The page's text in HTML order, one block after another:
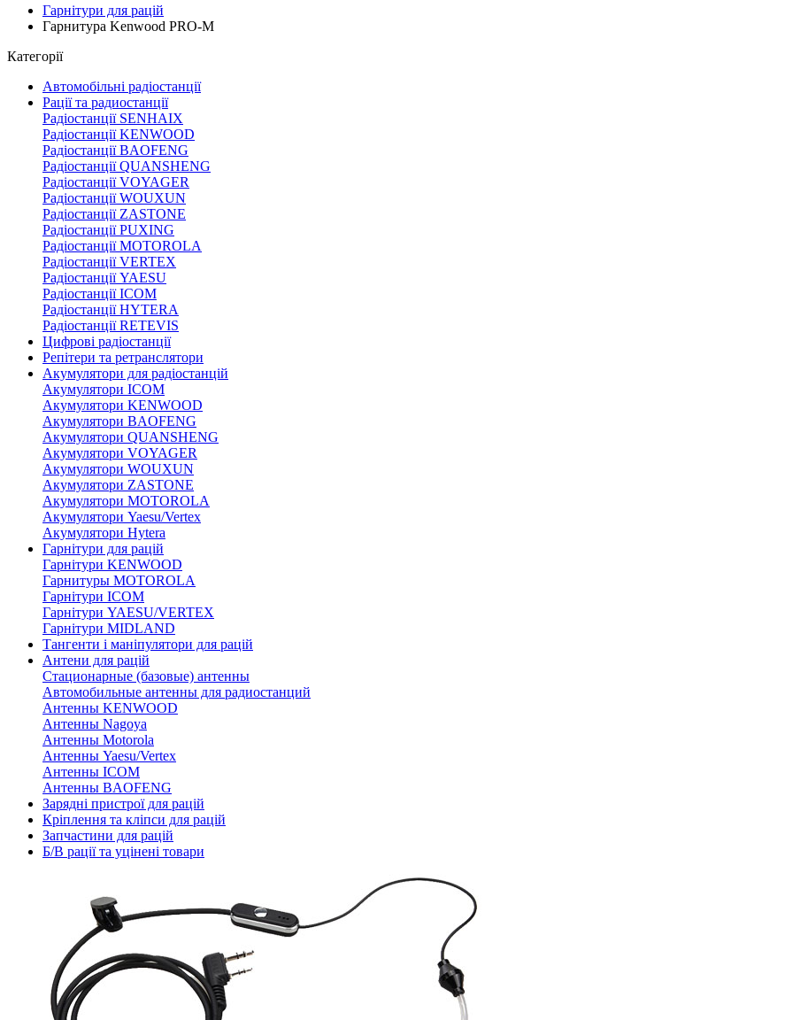
Гарнітури для рацій
Гарнитура Kenwood PRO-M
Категорії
Автомобільні радіостанції
Рації та радиостанції
Радіостанції SENHAIX
Радіостанції KENWOOD
Радіостанції BAOFENG
Радіостанції QUANSHENG
Радіостанції VOYAGER
Радіостанції WOUXUN
Радіостанції ZASTONE
Радіостанції PUXING
Радіостанції MOTOROLA
Радіостанції VERTEX
Радіостанції YAESU
Радіостанції ICOM
Радіостанції HYTERA
Радіостанції RETEVIS
Цифрові радіостанції
Репітери та ретранслятори
Акумулятори для радіостанцій
Акумулятори ICOM
Акумулятори KENWOOD
Акумулятори BAOFENG
Акумулятори QUANSHENG
Акумулятори VOYAGER
Акумулятори WOUXUN
Акумулятори ZASTONE
Акумулятори MOTOROLA
Акумулятори Yaesu/Vertex
Акумулятори Hytera
Гарнітури для рацій
Гарнітури KENWOOD
Гарнитуры MOTOROLA
Гарнітури ICOM
Гарнітури YAESU/VERTEX
Гарнітури MIDLAND
Тангенти і маніпулятори для рацій
Антени для рацій
Стационарные (базовые) антенны
Автомобильные антенны для радиостанций
Антенны KENWOOD
Антенны Nagoya
Антенны Motorola
Антенны Yaesu/Vertex
Антенны ICOM
Антенны BAOFENG
Зарядні пристрої для рацій
Кріплення та кліпси для рацій
Запчастини для рацій
Б/В рації та уцінені товари